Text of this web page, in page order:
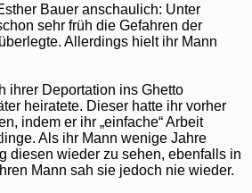
Bauer anschaulich: Unter
sehr früh die Gefahren der
Allerdings hielt ihr Mann
ihrer Deportation ins Ghetto
heiratete. Dieser hatte ihr vorher
indem er ihr „einfache“ Arbeit
Als ihr Mann wenige Jahre
diesen wieder zu sehen, ebenfalls in
Mann sah sie jedoch nie wieder.